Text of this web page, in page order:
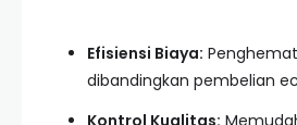
Efisiensi Biaya:
dibandingkan pembelian
Kontrol Kualitas: